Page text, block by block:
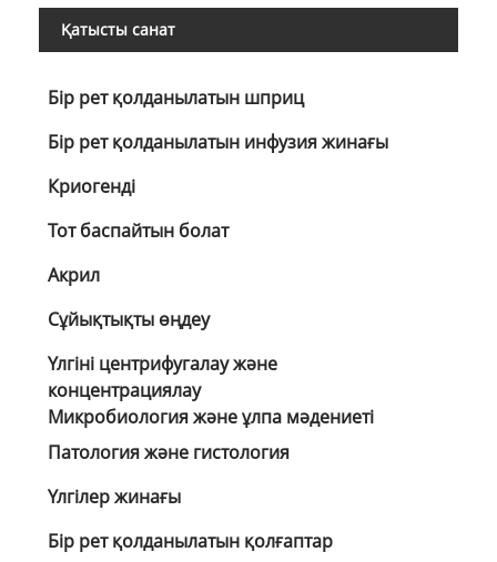
Қатысты санат
Бір рет қолданылатын шприц
Бір рет қолданылатын инфузия жинағы
Криогенді
Тот баспайтын болат
Акрил
Сұйықтықты өңдеу
Үлгіні центрифугалау және
концентрациялау
Микробиология және ұлпа мәдениеті
Патология және гистология
Үлгілер жинағы
Бір рет қолданылатын қолғаптар